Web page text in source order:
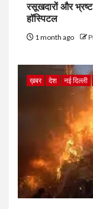
रसूखदारों और भ्रष्ट
हॉस्पिटल
1 month ago
ख़बर देश नई दिल्ली